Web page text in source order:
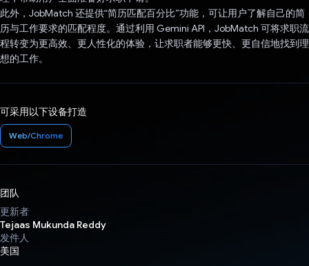
此外，JobMatch 还提供“简历匹配百分比”功能，可让用户了解自己的简
历与工作要求的匹配程度。通过利用 Gemini API，JobMatch 可将求职流
程转变为更高效、更人性化的体验，让求职者能够更快、更自信地找到理
想的工作。
可采用以下设备打造
Web/Chrome
团队
更新者
Tejaas Mukunda Reddy
发件人
美国